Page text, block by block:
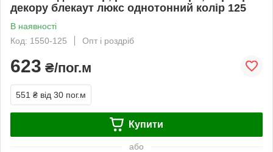
декору блекаут люкс однотонний колір 125
В наявності
Код: 1550-125
Опт і роздріб
623 ₴/пог.м
551 ₴ від 30 пог.м
Купити
або